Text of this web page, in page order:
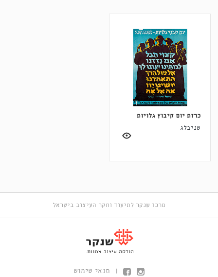
כרזת יום קיבוץ גלויות
שניבלג
מרכז שנקר לתיעוד וחקר העיצוב בישראל
תנאי שימוש